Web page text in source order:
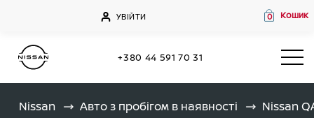
УВІЙТИ 0 Кошик
+380 44 591 70 31
Nissan Авто з пробігом в наявності Nissan